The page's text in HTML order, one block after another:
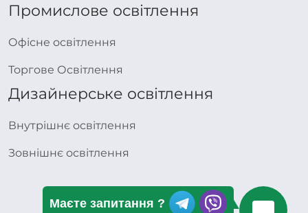
Промислове освітлення
Офісне освітлення
Торгове Освітлення
Дизайнерське освітлення
Внутрішнє освітлення
Зовнішнє освітлення
Маєте запитання ?